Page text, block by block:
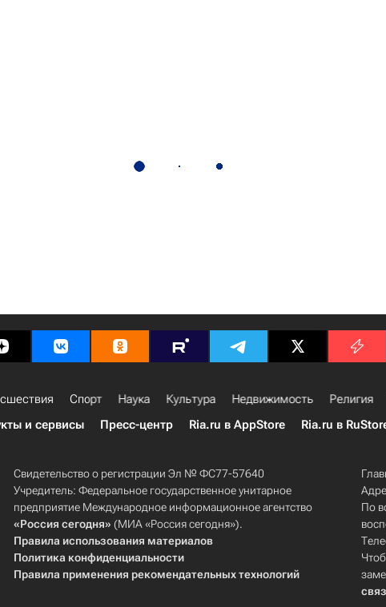
Спорт Наука Культура Недвижимость Религия
и сервисы Пресс-центр Ria.ru в AppStore Ria.ru в
Свидетельство о регистрации Эл № ФС77-57640
Учредитель: Федеральное государственное унитарное
предприятие Международное информационное агентство
«Россия сегодня» (МИА «Россия сегодня»).
Правила использования материалов
Политика конфиденциальности
Правила применения рекомендательных технологий
По